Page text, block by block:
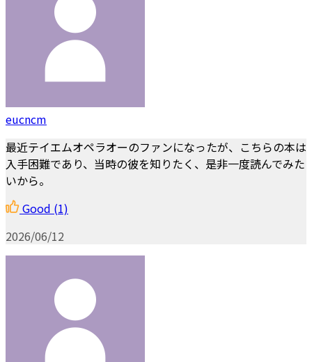
eucncm
最近テイエムオペラオーのファンになったが、こちらの本は
入手困難であり、当時の彼を知りたく、是非一度読んでみた
いから。
Good (1)
2026/06/12